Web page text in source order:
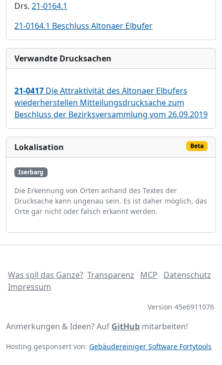
Drs. 21-0164.1
21-0164.1 Beschluss Altonaer Elbufer
Verwandte Drucksachen
21-0417 Die Attraktivität des Altonaer Elbufers
wiederherstellen Mitteilungsdrucksache zum
Beschluss der Bezirksversammlung vom 26.09.2019
Lokalisation Beta
Iserbarg
Die Erkennung von Orten anhand des Textes der
Drucksache kann ungenau sein. Es ist daher möglich, das
Orte gar nicht oder falsch erkannt werden.
Was soll das Ganze? Transparenz MCP
Datenschutz
Impressum
Version 45e6911076
Anmerkungen & Ideen? Auf GitHub mitarbeiten!
Hosting gesponsert von: Gebäudereiniger Software Fortytools